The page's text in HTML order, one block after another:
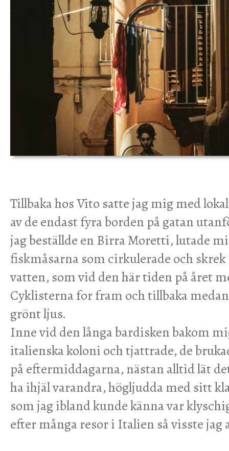
Tillbaka hos Vito satte jag mig med
av de endast fyra borden på gatan
jag beställde en Birra Moretti, lutade
fiskmåsarna som cirkulerade och skrek
vatten, som vid den här tiden på året
Cyklisterna for fram och tillbaka
grönt ljus.
Inne vid den långa bardisken bakom
italienska koloni och tjattrade, de
på eftermiddagarna, nästan alltid lät
ha ihjäl varandra, högljudda med sitt
som jag ibland kunde känna var
efter många resor i Italien så visste